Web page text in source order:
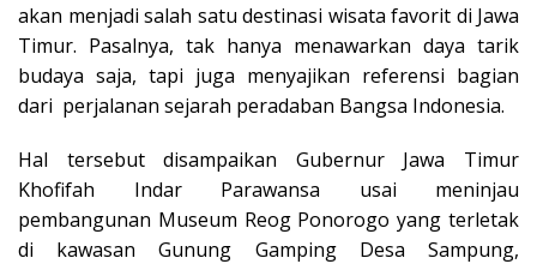
akan menjadi salah satu destinasi wisata favorit di Jawa
Timur. Pasalnya, tak hanya menawarkan daya tarik
budaya saja, tapi juga menyajikan referensi bagian
dari perjalanan sejarah peradaban Bangsa Indonesia.
Hal tersebut disampaikan Gubernur Jawa Timur
Khofifah Indar Parawansa usai meninjau
pembangunan Museum Reog Ponorogo yang terletak
di kawasan Gunung Gamping Desa Sampung,